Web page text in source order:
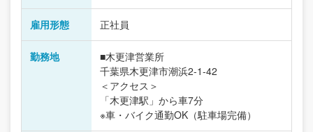
雇用形態 正社員
勤務地
■木更津営業所
千葉県木更津市潮浜2-1-42
＜アクセス＞
「木更津駅」から車7分
※車・バイク通勤OK（駐車場完備）